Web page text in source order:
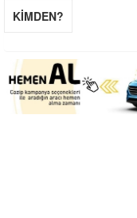
KİMDEN?